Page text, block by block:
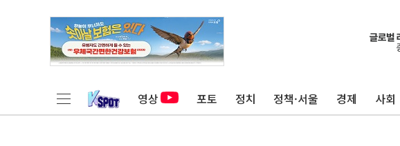
영상 포토 정치 정책·서울 경제 사회